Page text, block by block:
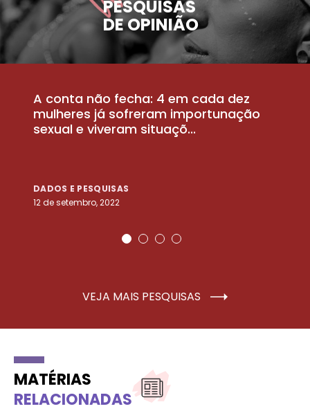
PESQUISAS
DE OPINIÃO
A conta não fecha: 4 em cada dez
mulheres já sofreram importunação
sexual e viveram situaçõ...
DADOS E PESQUISAS
12 de setembro, 2022
VEJA MAIS PESQUISAS
MATÉRIAS
RELACIONADAS